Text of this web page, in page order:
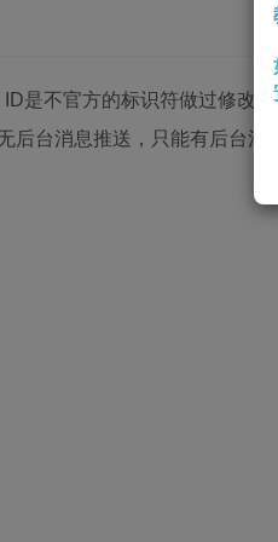
是不官方的标识符做过修改
后台消息推送，只能有后台